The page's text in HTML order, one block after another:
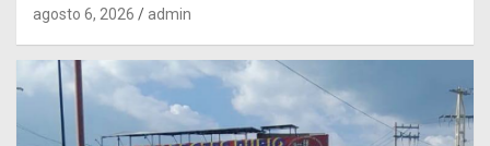
agosto 6, 2026 admin